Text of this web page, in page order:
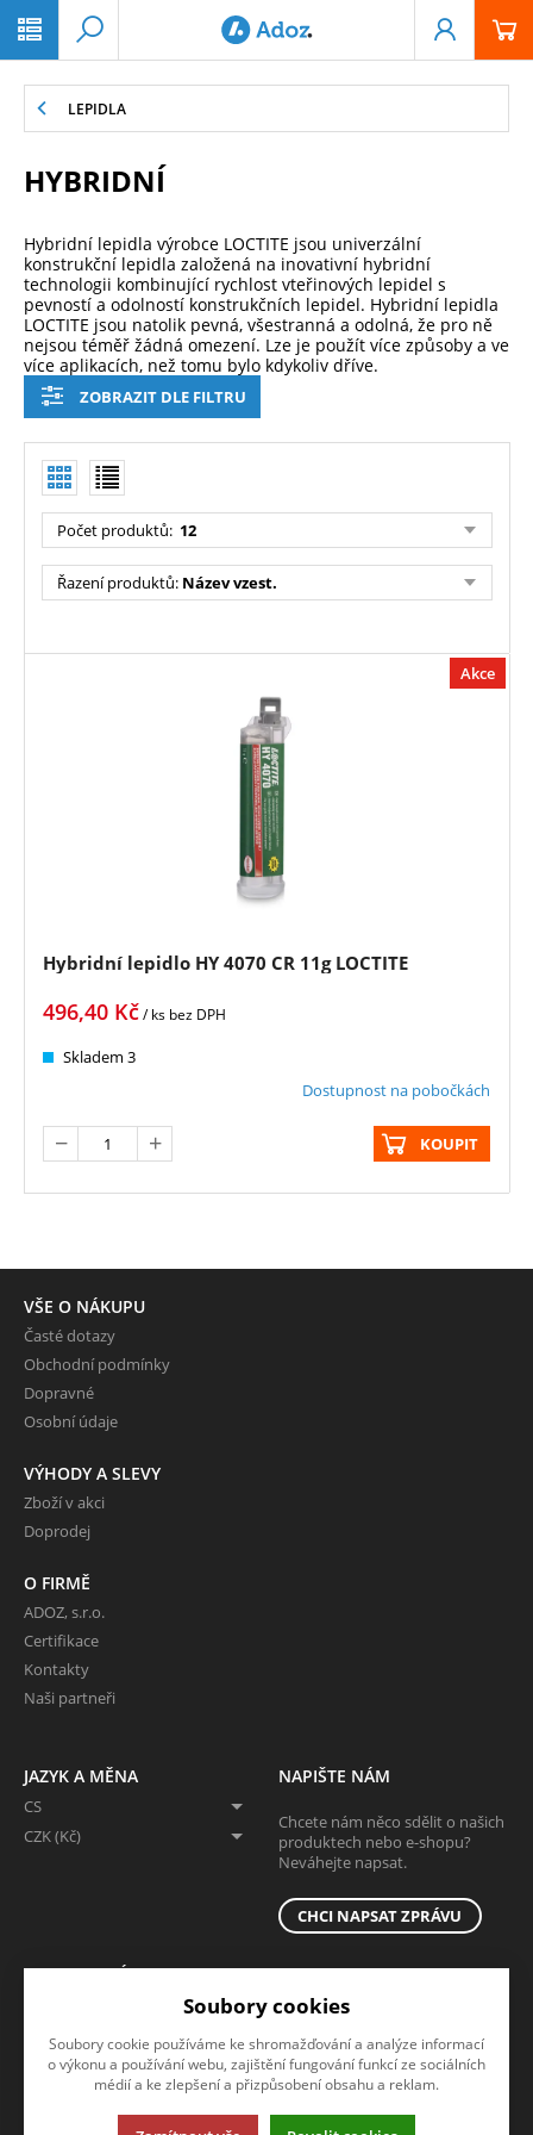
LEPIDLA
HYBRIDNÍ
Hybridní lepidla výrobce LOCTITE jsou univerzální
konstrukční lepidla založená na inovativní hybridní
technologii kombinující rychlost vteřinových lepidel s
pevností a odolností konstrukčních lepidel. Hybridní lepidla
LOCTITE jsou natolik pevná, všestranná a odolná, že pro ně
nejsou téměř žádná omezení. Lze je použít více způsoby a ve
více aplikacích, než tomu bylo kdykoliv dříve.
ZOBRAZIT DLE FILTRU
Počet produktů: 12
Řazení produktů: Název vzest.
Akce
Hybridní lepidlo HY 4070 CR 11g LOCTITE
496,40 Kč/ ks bez DPH
Skladem 3
Dostupnost na pobočkách
KOUPIT
VŠE O NÁKUPU
Časté dotazy
Obchodní podmínky
Dopravné
Osobní údaje
VÝHODY A SLEVY
Zboží v akci
Doprodej
O FIRMĚ
ADOZ, s.r.o.
Certifikace
Kontakty
Naši partneři
JAZYK A MĚNA
CS
CZK (Kč)
NAPIŠTE NÁM
Chcete nám něco sdělit o našich
produktech nebo e-shopu?
Neváhejte napsat.
CHCI NAPSAT ZPRÁVU
SLEDUJTE NÁS
Sledujte nás na všech sociálních sítích, ať Vám nic neunikne!
Soubory cookies
Soubory cookie používáme ke shromažďování a analýze informací
o výkonu a používání webu, zajištění fungování funkcí ze sociálních
médií a ke zlepšení a přizpůsobení obsahu a reklam.